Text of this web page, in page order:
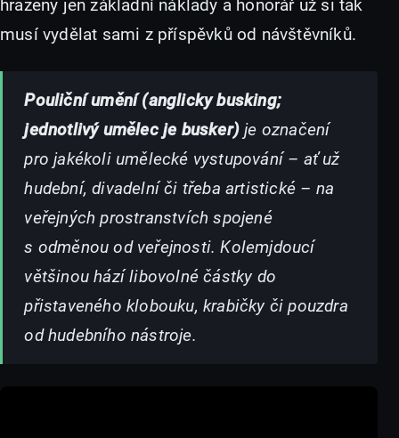
hrazeny jen základní náklady a honorář už si tak
musí vydělat sami z příspěvků od návštěvníků.
Pouliční umění (anglicky busking;
jednotlivý umělec je busker) je označení
pro jakékoli umělecké vystupování – ať už
hudební, divadelní či třeba artistické – na
veřejných prostranstvích spojené
s odměnou od veřejnosti. Kolemjdoucí
většinou hází libovolné částky do
přistaveného klobouku, krabičky či pouzdra
od hudebního nástroje.